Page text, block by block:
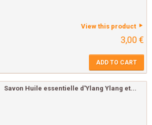
View this product
3,00 €
ADD TO CART
Savon Huile essentielle d'Ylang Ylang et...